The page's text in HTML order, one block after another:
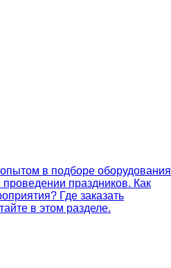
в подборе оборудования
проведении праздников. Как
Где заказать
в этом разделе.